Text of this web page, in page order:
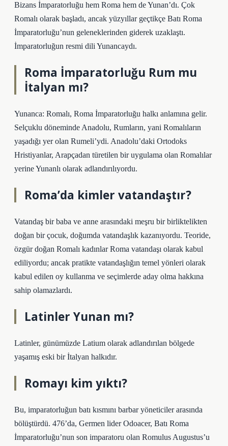
Bizans İmparatorluğu hem Roma hem de Yunan’dı. Çok
Romalı olarak başladı, ancak yüzyıllar geçtikçe Batı Roma
İmparatorluğu’nun geleneklerinden giderek uzaklaştı.
İmparatorluğun resmi dili Yunancaydı.
Roma İmparatorluğu Rum mu
İtalyan mı?
Yunanca: Romalı, Roma İmparatorluğu halkı anlamına gelir.
Selçuklu döneminde Anadolu, Rumların, yani Romalıların
yaşadığı yer olan Rumeli’ydi. Anadolu’daki Ortodoks
Hristiyanlar, Arapçadan türetilen bir uygulama olan Romalılar
yerine Yunanlı olarak adlandırılıyordu.
Roma’da kimler vatandaştır?
Vatandaş bir baba ve anne arasındaki meşru bir birliktelikten
doğan bir çocuk, doğumda vatandaşlık kazanıyordu. Teoride,
özgür doğan Romalı kadınlar Roma vatandaşı olarak kabul
ediliyordu; ancak pratikte vatandaşlığın temel yönleri olarak
kabul edilen oy kullanma ve seçimlerde aday olma hakkına
sahip olamazlardı.
Latinler Yunan mı?
Latinler, günümüzde Latium olarak adlandırılan bölgede
yaşamış eski bir İtalyan halkıdır.
Romayı kim yıktı?
Bu, imparatorluğun batı kısmını barbar yöneticiler arasında
bölüştürdü. 476’da, Germen lider Odoacer, Batı Roma
İmparatorluğu’nun son imparatoru olan Romulus Augustus’u